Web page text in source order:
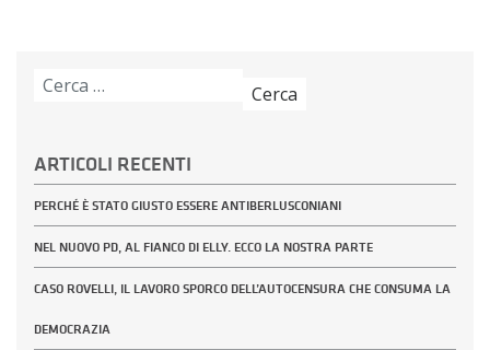
Ricerca
ARTICOLI RECENTI
PERCHÉ È STATO GIUSTO ESSERE ANTIBERLUSCONIANI
NEL NUOVO PD, AL FIANCO DI ELLY. ECCO LA NOSTRA PARTE
CASO ROVELLI, IL LAVORO SPORCO DELL’AUTOCENSURA CHE CONSUMA LA
DEMOCRAZIA